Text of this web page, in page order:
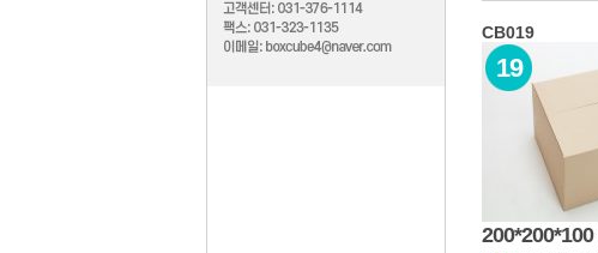
박스규격 박스형태
CB019
19
200*200*100